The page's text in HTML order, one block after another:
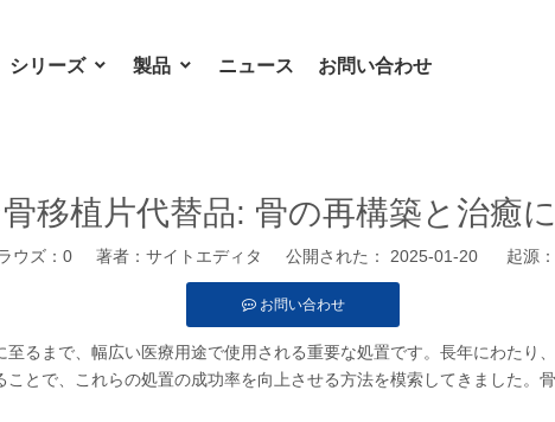
シリーズ 製品 ニュース お問い合わせ
移植片代替品: 骨の再構築と治癒
ウズ： 0 著者：サイトエディタ 公開された： 2025-01-20 起源：
お問い合わせ
るまで、幅広い医療用途で使用される重要な処置です。長年にわたり
とで、これらの処置の成功率を向上させる方法を模索してきました。